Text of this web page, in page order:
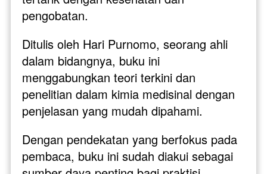
pengobatan.
Ditulis oleh Hari Purnomo, seorang ahli
dalam bidangnya, buku ini
menggabungkan teori terkini dan
penelitian dalam kimia medisinal dengan
penjelasan yang mudah dipahami.
Dengan pendekatan yang berfokus pada
pembaca, buku ini sudah diakui sebagai